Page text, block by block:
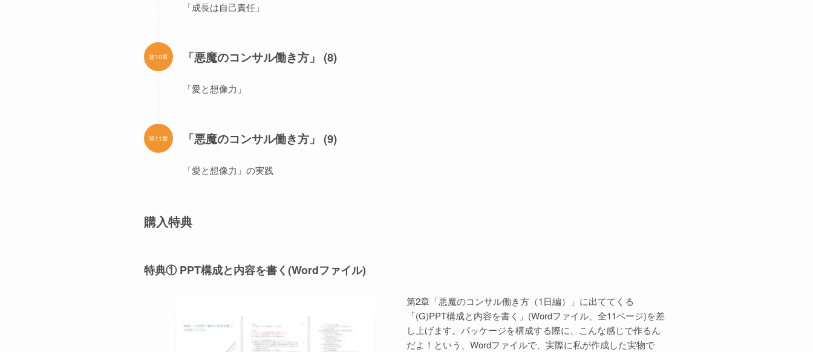
「成長は自己責任」
第10章 「悪魔のコンサル働き方」 (8)
「愛と想像力」
第11章 「悪魔のコンサル働き方」 (9)
「愛と想像力」の実践
購入特典
特典① PPT構成と内容を書く(Wordファイル)
第2章「悪魔のコンサル働き方（1日編）」に出ててくる
「(G)PPT構成と内容を書く」(Wordファイル、全11ページ)を差
し上げます。パッケージを構成する際に、こんな感じで作るん
だよ！という、Wordファイルで、実際に私が作成した実物で